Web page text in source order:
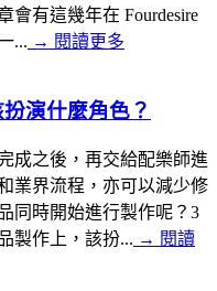
會有這幾年在 Fourdesire
... → 閱讀更多
演什麼角色？
成之後，再交給配樂師進
業界流程，亦可以減少修
同時開始進行製作呢？3
製作上，該扮... → 閱讀